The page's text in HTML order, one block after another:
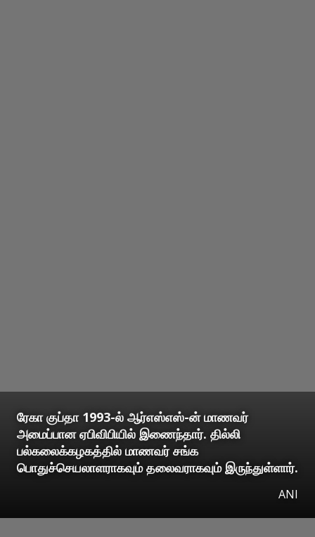
ரேகா குப்தா 1993-ல் ஆர்எஸ்எஸ்-ன் மாணவர்
அமைப்பான ஏபிவிபியில் இணைந்தார். தில்லி
பல்கலைக்கழகத்தில் மாணவர் சங்க
பொதுச்செயலாளராகவும் தலைவராகவும் இருந்துள்ளார்.
ANI